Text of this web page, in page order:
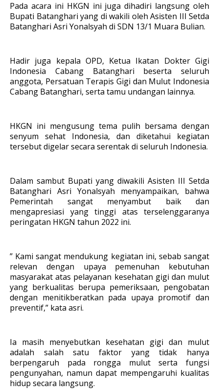
Pada acara ini HKGN ini juga dihadiri langsung oleh
Bupati Batanghari yang di wakili oleh Asisten III Setda
Batanghari Asri Yonalsyah di SDN 13/1 Muara Bulian.
Hadir juga kepala OPD, Ketua Ikatan Dokter Gigi
Indonesia Cabang Batanghari beserta seluruh
anggota, Persatuan Terapis Gigi dan Mulut Indonesia
Cabang Batanghari, serta tamu undangan lainnya.
HKGN ini mengusung tema pulih bersama dengan
senyum sehat Indonesia, dan diketahui kegiatan
tersebut digelar secara serentak di seluruh Indonesia.
Dalam sambut Bupati yang diwakili Asisten III Setda
Batanghari Asri Yonalsyah menyampaikan, bahwa
Pemerintah sangat menyambut baik dan
mengapresiasi yang tinggi atas terselenggaranya
peringatan HKGN tahun 2022 ini.
” Kami sangat mendukung kegiatan ini, sebab sangat
relevan dengan upaya pemenuhan kebutuhan
masyarakat atas pelayanan kesehatan gigi dan mulut
yang berkualitas berupa pemeriksaan, pengobatan
dengan menitikberatkan pada upaya promotif dan
preventif,” kata asri.
Ia masih menyebutkan kesehatan gigi dan mulut
adalah salah satu faktor yang tidak hanya
berpengaruh pada rongga mulut serta fungsi
pengunyahan, namun dapat mempengaruhi kualitas
hidup secara langsung.